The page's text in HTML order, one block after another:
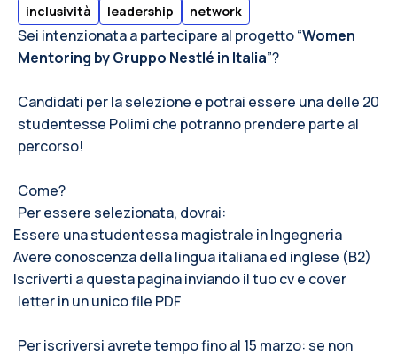
Sei intenzionata a partecipare al progetto “Women
Mentoring by Gruppo Nestlé in Italia”?
Candidati per la selezione e potrai essere una delle 20
studentesse Polimi che potranno prendere parte al
percorso!
Come?
Per essere selezionata, dovrai:
Essere una studentessa magistrale in Ingegneria
Avere conoscenza della lingua italiana ed inglese (B2)
Iscriverti a questa pagina inviando il tuo cv e cover
letter in un unico file PDF
Per iscriversi avrete tempo fino al 15 marzo: se non
inclusività leadership network